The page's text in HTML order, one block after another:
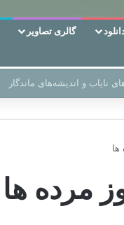
گالری تصاویر
ها
مرده ها